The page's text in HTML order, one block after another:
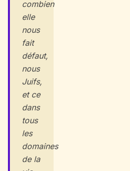
combien
elle
nous
fait
défaut,
nous
Juifs,
et ce
dans
tous
les
domaines
de la